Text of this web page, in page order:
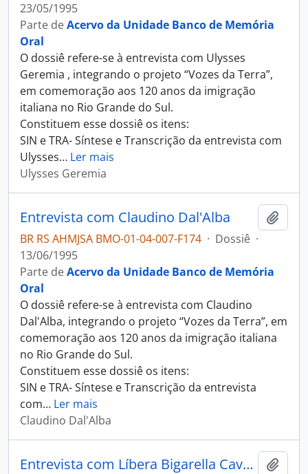
23/05/1995
Parte deAcervo da Unidade Banco de Memória
Oral
O dossiê refere-se à entrevista com Ulysses
Geremia , integrando o projeto “Vozes da Terra”,
em comemoração aos 120 anos da imigração
italiana no Rio Grande do Sul.
Constituem esse dossiê os itens:
SIN e TRA- Síntese e Transcrição da entrevista com
Ulysses… Ler mais
Ulysses Geremia
Entrevista com Claudino Dal'Alba
BR RS AHMJSA BMO-01-04-007-F174 · Dossiê ·
13/06/1995
Parte deAcervo da Unidade Banco de Memória
Oral
O dossiê refere-se à entrevista com Claudino
Dal'Alba, integrando o projeto “Vozes da Terra”, em
comemoração aos 120 anos da imigração italiana
no Rio Grande do Sul.
Constituem esse dossiê os itens:
SIN e TRA- Síntese e Transcrição da entrevista
com… Ler mais
Claudino Dal'Alba
Entrevista com Líbera Bigarella Cavagnolli